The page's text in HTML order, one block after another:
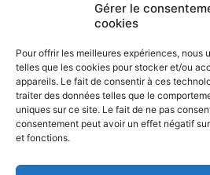
Gérer le
cookies
Pour offrir les meilleures expériences, nous
telles que les cookies pour stocker et/ou
appareils. Le fait de consentir à ces
traiter des données telles que le
uniques sur ce site. Le fait de ne pas
consentement peut avoir un effet négatif
et fonctions.